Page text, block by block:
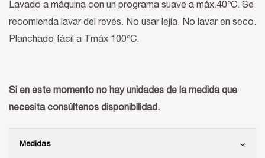
Lavado a máquina con un programa suave a máx.40ºC. Se
recomienda lavar del revés. No usar lejía. No lavar en seco.
Planchado fácil a Tmáx 100ºC.
Si en este momento no hay unidades de la medida que
necesita consúltenos disponibilidad.
Medidas